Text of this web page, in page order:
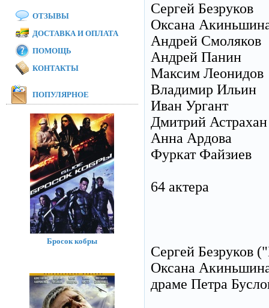
Сергей Безруков
Оксана
Андрей Смоляков
Андрей Панин
Максим Леонидов
Владимир Ильин
Иван Ургант
Дмитрий Астрахан
Анна Ардова
Фуркат Файзиев
64 актера
Сергей Безруков
Оксана
драме Петра
ОТЗЫВЫ
ДОСТАВКА И ОПЛАТА
ПОМОЩЬ
КОНТАКТЫ
ПОПУЛЯРНОЕ
Бросок кобры